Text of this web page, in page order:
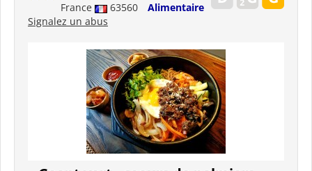
France 63560
Alimentaire
Signalez un abus